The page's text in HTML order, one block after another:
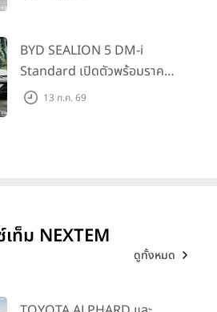
แรก)
BYD SEALION 5 DM-i
Standard เปิดตัวพร้อมราคา
คาดการณ์ 699,900 บาท รุ่น
13 ก.ค. 69
ท็ม NEXTEM
ดูทั้งหมด